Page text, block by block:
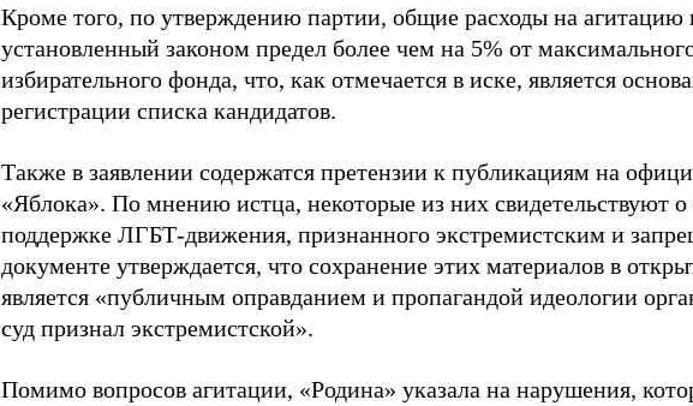
Кроме того, по утверждению партии, общие расходы на агитацию
установленный законом предел более чем на 5% от
избирательного фонда, что, как отмечается в иске, является
регистрации списка кандидатов.
Также в заявлении содержатся претензии к публикациям на
«Яблока». По мнению истца, некоторые из них свидетельствуют
поддержке ЛГБТ-движения, признанного экстремистским и
документе утверждается, что сохранение этих материалов в
является «публичным оправданием и пропагандой идеологии
суд признал экстремистской».
Помимо вопросов агитации, «Родина» указала на нарушения,